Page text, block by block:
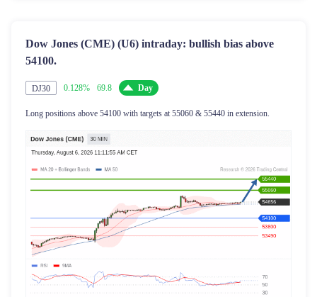
Dow Jones (CME) (U6) intraday: bullish bias above
54100.
DJ30 0.128% 69.8 Day
Long positions above 54100 with targets at 55060 & 55440 in extension.